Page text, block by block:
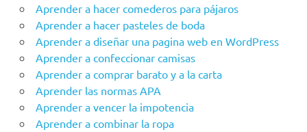
Aprender a hacer comederos para pájaros
Aprender a hacer pasteles de boda
Aprender a diseñar una pagina web en WordPress
Aprender a confeccionar camisas
Aprender a comprar barato y a la carta
Aprender las normas APA
Aprender a vencer la impotencia
Aprender a combinar la ropa